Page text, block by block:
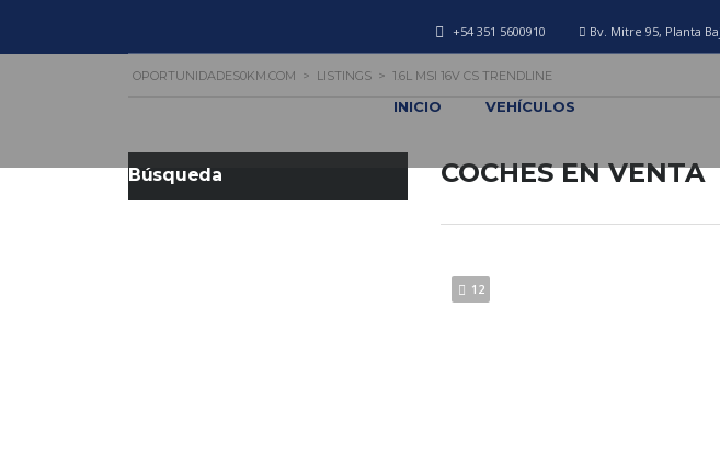
Bv. Mitre 95, Planta
+54 351 5600910
INICIO VEHÍCULOS
OPORTUNIDADES0KM.COM > LISTINGS > 1.6L MSI 16V CS TRENDLINE
Búsqueda COCHES EN VENTA
12